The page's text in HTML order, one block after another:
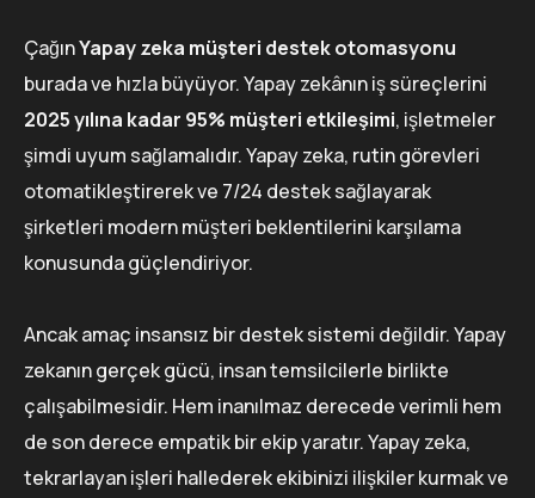
ÇağınYapay zeka müşteri destek otomasyonu
burada ve hızla büyüyor. Yapay zekânın iş süreçlerini
2025 yılına kadar 95% müşteri etkileşimi, işletmeler
şimdi uyum sağlamalıdır. Yapay zeka, rutin görevleri
otomatikleştirerek ve 7/24 destek sağlayarak
şirketleri modern müşteri beklentilerini karşılama
konusunda güçlendiriyor.
Ancak amaç insansız bir destek sistemi değildir. Yapay
zekanın gerçek gücü, insan temsilcilerle birlikte
çalışabilmesidir. Hem inanılmaz derecede verimli hem
de son derece empatik bir ekip yaratır. Yapay zeka,
tekrarlayan işleri hallederek ekibinizi ilişkiler kurmak ve